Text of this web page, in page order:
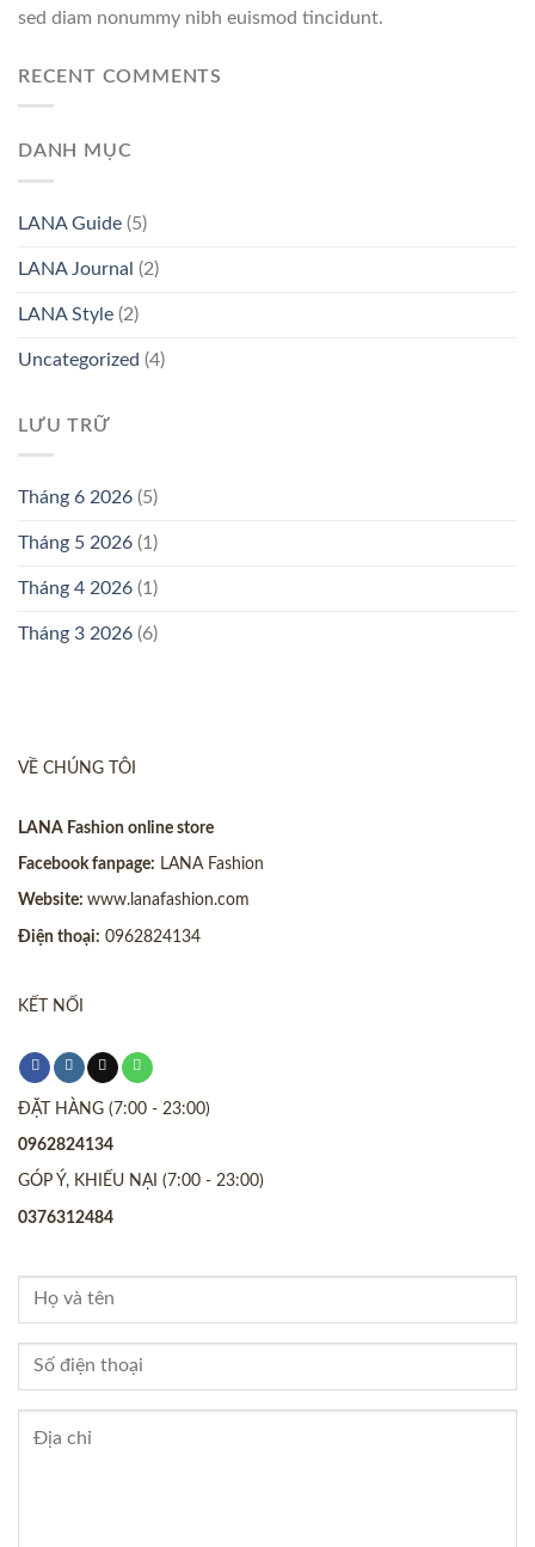
sed diam nonummy nibh euismod tincidunt.
RECENT COMMENTS
DANH MỤC
LANA Guide (5)
LANA Journal (2)
LANA Style (2)
Uncategorized (4)
LƯU TRỮ
Tháng 6 2026 (5)
Tháng 5 2026 (1)
Tháng 4 2026 (1)
Tháng 3 2026 (6)
VỀ CHÚNG TÔI
LANA Fashion online store
Facebook fanpage: LANA Fashion
Website: www.lanafashion.com
Điện thoại: 0962824134
KẾT NỐI
ĐẶT HÀNG (7:00 - 23:00)
0962824134
GÓP Ý, KHIẾU NẠI (7:00 - 23:00)
0376312484